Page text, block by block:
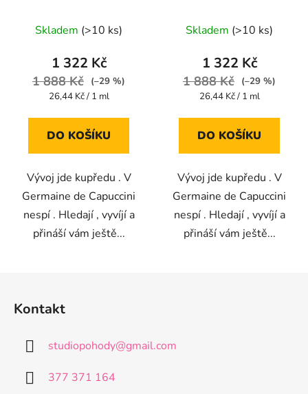
krém 50 ml
Skladem (>10 ks)
1 322 Kč
1 888 Kč
(–29 %)
Měrná
26,44 Kč / 1 ml
DO KOŠÍKU
Vývoj jde kupředu . V
Germaine de Capuccini
nespí . Hledají , vyvíjí a
přináší vám ještě...
krém Extra Rich 50 ml
pro suchou a velmi
Skladem (>10 ks)
1 322 Kč
1 888 Kč
(–29 %)
Měrná
26,44 Kč / 1 ml
DO KOŠÍKU
Vývoj jde kupředu . V
Germaine de Capuccini
nespí . Hledají , vyvíjí a
přináší vám ještě...
Kontakt
studiopohody@gmail.com
377 371 164